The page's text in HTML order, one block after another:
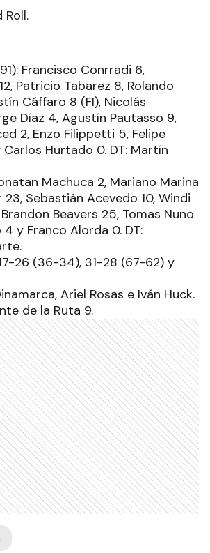
Roll.
Francisco Conrradi 6,
Patricio Tabarez 8, Rolando
Cáffaro 8 (FI), Nicolás
Díaz 4, Agustín Pautasso 9,
2, Enzo Filippetti 5, Felipe
Hurtado 0. DT: Martín
Machuca 2, Mariano Marina
23, Sebastián Acevedo 10, Windi
Beavers 25, Tomas Nuno
4 y Franco Alorda 0. DT:
26 (36-34), 31-28 (67-62) y
Ariel Rosas e Iván Huck.
de la Ruta 9.